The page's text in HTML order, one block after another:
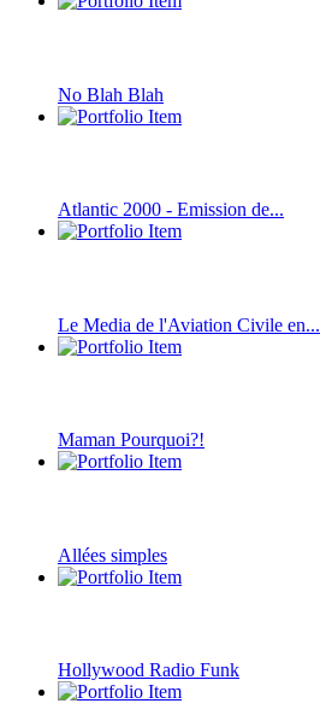
No Blah Blah
Atlantic 2000 - Emission de...
Le Media de l'Aviation Civile en...
Maman Pourquoi?!
Allées simples
Hollywood Radio Funk